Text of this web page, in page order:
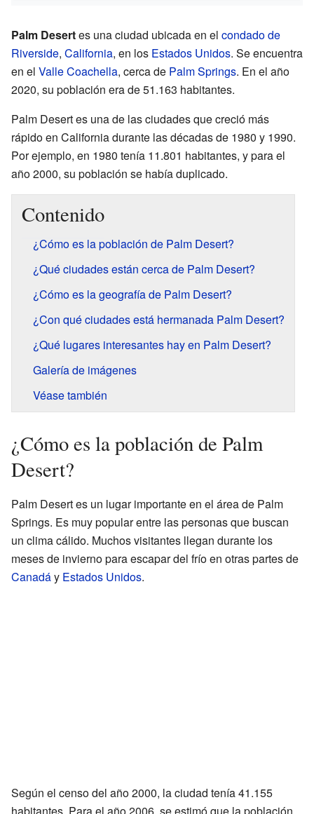
Palm Desertes una ciudad ubicada en el condado de
Riverside, California, en los Estados Unidos. Se encuentra
en el Valle Coachella, cerca de Palm Springs. En el año
2020, su población era de 51.163 habitantes.
Palm Desert es una de las ciudades que creció más
rápido en California durante las décadas de 1980 y 1990.
Por ejemplo, en 1980 tenía 11.801 habitantes, y para el
año 2000, su población se había duplicado.
Contenido
¿Cómo es la población de Palm Desert?
¿Qué ciudades están cerca de Palm Desert?
¿Cómo es la geografía de Palm Desert?
¿Con qué ciudades está hermanada Palm Desert?
¿Qué lugares interesantes hay en Palm Desert?
Galería de imágenes
Véase también
¿Cómo es la población de Palm
Desert?
Palm Desert es un lugar importante en el área de Palm
Springs. Es muy popular entre las personas que buscan
un clima cálido. Muchos visitantes llegan durante los
meses de invierno para escapar del frío en otras partes de
Canadáy Estados Unidos.
Según el censo del año 2000, la ciudad tenía 41.155